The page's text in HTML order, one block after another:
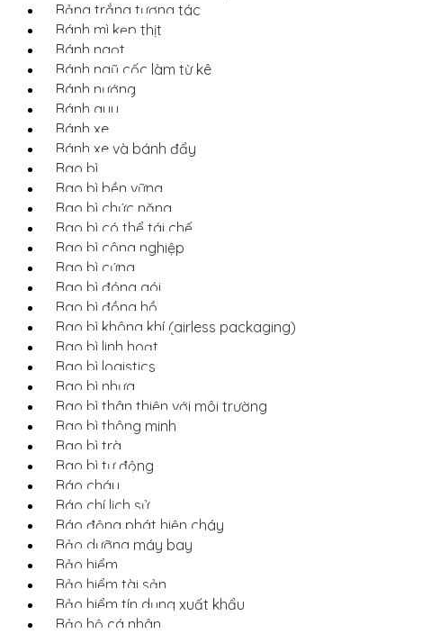
Bảng trắng tương tác
Bánh mì kẹp thịt
Bánh ngọt
Bánh ngũ cốc làm từ kê
Bánh nướng
Bánh quy
Bánh xe
Bánh xe và bánh đẩy
Bao bì
Bao bì bền vững
Bao bì chức năng
Bao bì có thể tái chế
Bao bì công nghiệp
Bao bì cứng
Bao bì đóng gói
Bao bì đồng hồ
Bao bì không khí (airless packaging)
Bao bì linh hoạt
Bao bì logistics
Bao bì nhựa
Bao bì thân thiện với môi trường
Bao bì thông minh
Bao bì trà
Bao bì tự động
Báo cháy
Báo chí lịch sử
Báo động phát hiện cháy
Bảo dưỡng máy bay
Bảo hiểm
Bảo hiểm tài sản
Bảo hiểm tín dụng xuất khẩu
Bảo hộ cá nhân